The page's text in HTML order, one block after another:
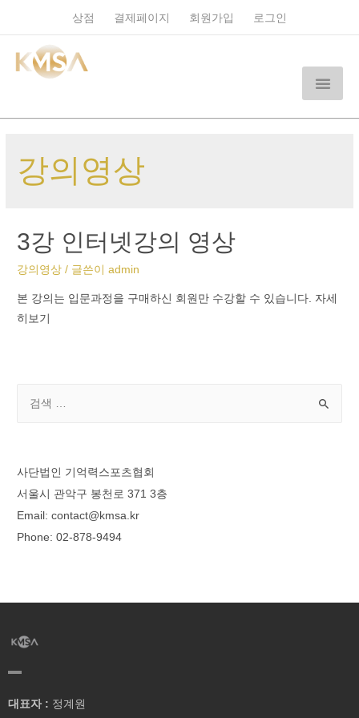
상점 결제페이지 회원가입 로그인
강의영상
3강 인터넷강의 영상
강의영상 / 글쓴이admin
본 강의는 입문과정을 구매하신 회원만 수강할 수 있습니다. 자세
히보기
사단법인 기억력스포츠협회
서울시 관악구 봉천로 371 3층
Email: contact@kmsa.kr
Phone: 02-878-9494
대표자 : 정계원